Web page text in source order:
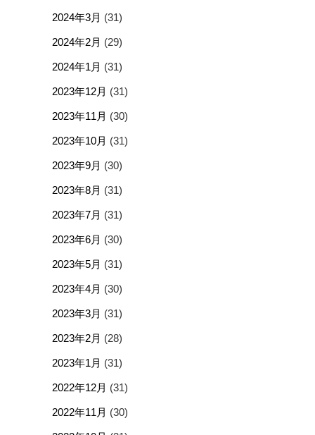
2024年3月 (31)
2024年2月 (29)
2024年1月 (31)
2023年12月 (31)
2023年11月 (30)
2023年10月 (31)
2023年9月 (30)
2023年8月 (31)
2023年7月 (31)
2023年6月 (30)
2023年5月 (31)
2023年4月 (30)
2023年3月 (31)
2023年2月 (28)
2023年1月 (31)
2022年12月 (31)
2022年11月 (30)